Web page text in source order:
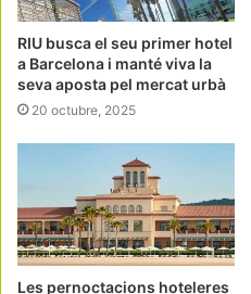
RIU busca el seu primer hotel
a Barcelona i manté viva la
seva aposta pel mercat urbà
20 octubre, 2025
Les pernoctacions hoteleres